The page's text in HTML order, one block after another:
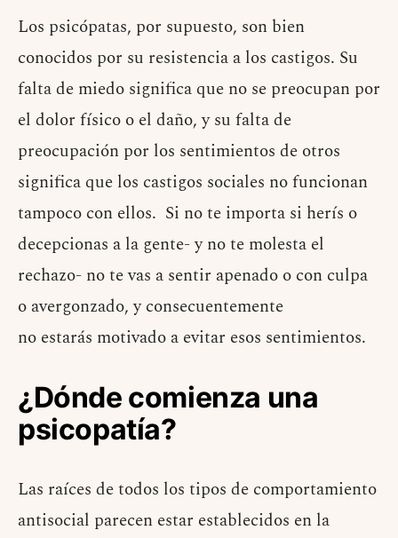
Los psicópatas, por supuesto, son bien
conocidos por su resistencia a los castigos. Su
falta de miedo significa que no se preocupan por
el dolor físico o el daño, y su falta de
preocupación por los sentimientos de otros
significa que los castigos sociales no funcionan
tampoco con ellos. Si no te importa si herís o
decepcionas a la gente- y no te molesta el
rechazo- no te vas a sentir apenado o con culpa
o avergonzado, y consecuentemente
no estarás motivado a evitar esos sentimientos.
¿Dónde comienza una
psicopatía?
Las raíces de todos los tipos de comportamiento
antisocial parecen estar establecidos en la